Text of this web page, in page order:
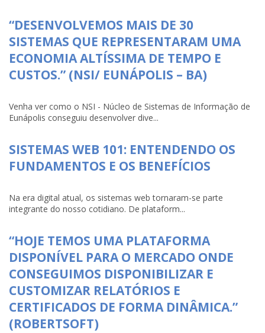
“DESENVOLVEMOS MAIS DE 30
SISTEMAS QUE REPRESENTARAM UMA
ECONOMIA ALTÍSSIMA DE TEMPO E
CUSTOS.” (NSI/ EUNÁPOLIS – BA)
Venha ver como o NSI - Núcleo de Sistemas de Informação de
Eunápolis conseguiu desenvolver dive...
SISTEMAS WEB 101: ENTENDENDO OS
FUNDAMENTOS E OS BENEFÍCIOS
Na era digital atual, os sistemas web tornaram-se parte
integrante do nosso cotidiano. De plataform...
“HOJE TEMOS UMA PLATAFORMA
DISPONÍVEL PARA O MERCADO ONDE
CONSEGUIMOS DISPONIBILIZAR E
CUSTOMIZAR RELATÓRIOS E
CERTIFICADOS DE FORMA DINÂMICA.”
(ROBERTSOFT)